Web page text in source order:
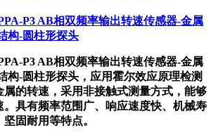
P3 AB相双频率输出转速传感器-金属
构-圆柱形探头
P3 AB相双频率输出转速传感器-金属
构-圆柱形探头，应用霍尔效应原理检测
属的转速，采用非接触式测量方式，能够
。具有频率范围广、响应速度快、机械寿
固耐用等特点。